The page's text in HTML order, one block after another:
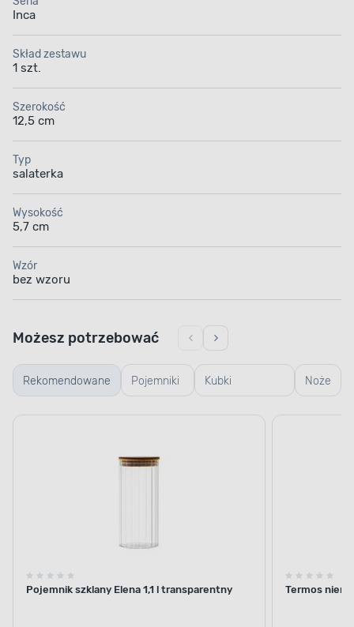
Inca
Skład zestawu
1 szt.
Szerokość
12,5 cm
Typ
salaterka
Wysokość
5,7 cm
Wzór
bez wzoru
Rekomendowane Pojemniki
szklane
Kubki
termiczne i
Noże
Możesz potrzebować
Pojemnik szklany Elena 1,1 l transparentny Termos